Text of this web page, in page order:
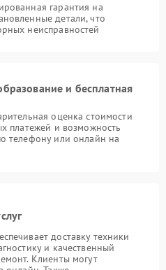
гарантия на
детали, что
неисправностей
и бесплатная
оценка стоимости
платежей и возможность
телефону или онлайн на
доставку техники
и качественный
Клиенты могут